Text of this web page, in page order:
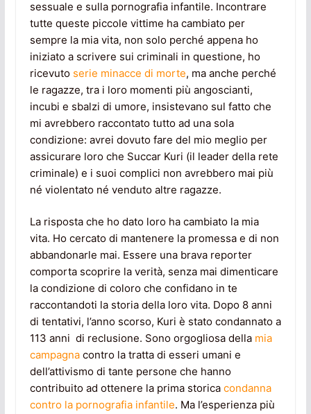
sessuale e sulla pornografia infantile. Incontrare
tutte queste piccole vittime ha cambiato per
sempre la mia vita, non solo perché appena ho
iniziato a scrivere sui criminali in questione, ho
ricevuto serie minacce di morte, ma anche perché
le ragazze, tra i loro momenti più angoscianti,
incubi e sbalzi di umore, insistevano sul fatto che
mi avrebbero raccontato tutto ad una sola
condizione: avrei dovuto fare del mio meglio per
assicurare loro che Succar Kuri (il leader della rete
criminale) e i suoi complici non avrebbero mai più
né violentato né venduto altre ragazze.
La risposta che ho dato loro ha cambiato la mia
vita. Ho cercato di mantenere la promessa e di non
abbandonarle mai. Essere una brava reporter
comporta scoprire la verità, senza mai dimenticare
la condizione di coloro che confidano in te
raccontandoti la storia della loro vita. Dopo 8 anni
di tentativi, l’anno scorso, Kuri è stato condannato a
113 anni di reclusione. Sono orgogliosa della mia
campagnacontro la tratta di esseri umani e
dell’attivismo di tante persone che hanno
contribuito ad ottenere la prima storica condanna
contro la pornografia infantile. Ma l’esperienza più